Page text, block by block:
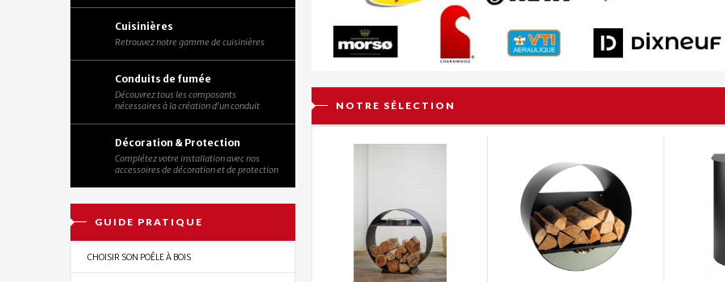
Cuisinières
Retrouvez notre gamme de cuisinières
Conduits de fumée
Découvrez tous les composants
nécessaires à la création d'un conduit
Décoration & Protection
Complétez votre installation avec nos
accessoires de décoration et de protection
GUIDE PRATIQUE
CHOISIR SON POÊLE À BOIS
NOTRE SÉLECTION